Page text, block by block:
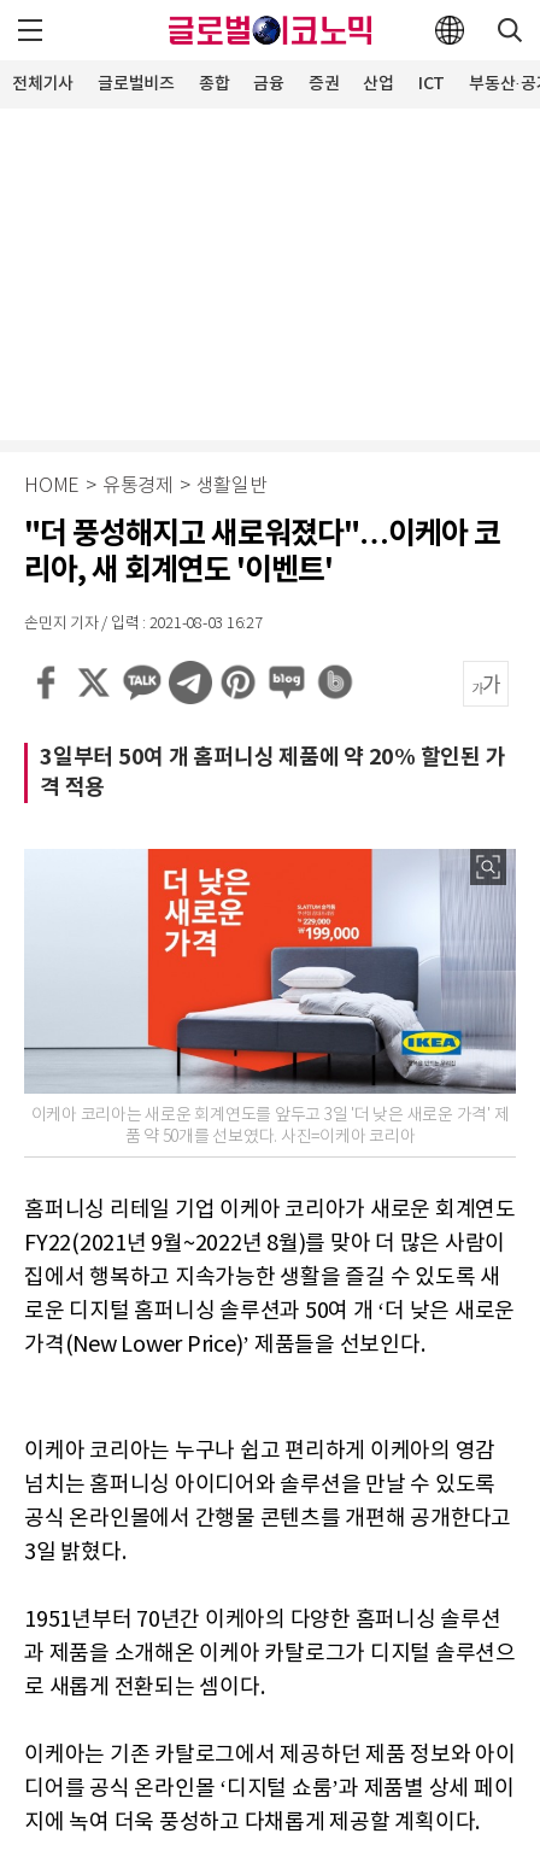
전체기사 글로벌비즈 종합 금융 증권 산업 ICT 부동산·
HOME > 유통경제 > 생활일반
"더 풍성해지고 새로워졌다"…이케아 코
리아, 새 회계연도 '이벤트'
손민지 기자 / 입력 : 2021-08-03 16:27
3일부터 50여 개 홈퍼니싱 제품에 약 20% 할인된 가
격 적용
이케아 코리아는 새로운 회계연도를 앞두고 3일 '더 낮은 새로운 가격' 제
품 약 50개를 선보였다. 사진=이케아 코리아
홈퍼니싱 리테일 기업 이케아 코리아가 새로운 회계연도
FY22(2021년 9월~2022년 8월)를 맞아 더 많은 사람이
집에서 행복하고 지속가능한 생활을 즐길 수 있도록 새
로운 디지털 홈퍼니싱 솔루션과 50여 개 ‘더 낮은 새로운
가격(New Lower Price)’ 제품들을 선보인다.
이케아 코리아는 누구나 쉽고 편리하게 이케아의 영감
넘치는 홈퍼니싱 아이디어와 솔루션을 만날 수 있도록
공식 온라인몰에서 간행물 콘텐츠를 개편해 공개한다고
3일 밝혔다.
1951년부터 70년간 이케아의 다양한 홈퍼니싱 솔루션
과 제품을 소개해온 이케아 카탈로그가 디지털 솔루션으
로 새롭게 전환되는 셈이다.
이케아는 기존 카탈로그에서 제공하던 제품 정보와 아이
디어를 공식 온라인몰 ‘디지털 쇼룸’과 제품별 상세 페이
지에 녹여 더욱 풍성하고 다채롭게 제공할 계획이다.